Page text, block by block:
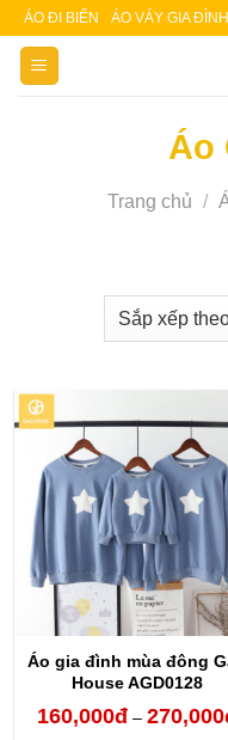
Skip
content
ÁO ĐI BIỂN ÁO VÁY GIA ĐÌNH
Áo
Trang chủ /
Áo gia đình mùa đông
House AGD0128
160,000đ – 270,000